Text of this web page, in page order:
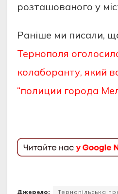
poзтaшoвaнoгo у
Раніше ми писали,
Тернополя
колаборанту, який
“полиции города
Джерело: Тернопільська